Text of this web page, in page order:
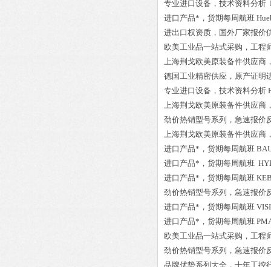
专业进口设备，技术资料分析
进口产品*，货期每周航班
进出口权资质，国外厂家报价
欧美工业品一站式采购，工程
上海荆戈欧美原装备件供应商
德国工业精密供应，原产证明
专业进口设备，技术资料分析
上海荆戈欧美原装备件供应商
劲价热销型号系列，急速报价
上海荆戈欧美原装备件供应商
进口产品*，货期每周航班
进口产品*，货期每周航班
进口产品*，货期每周航班
劲价热销型号系列，急速报价
进口产品*，货期每周航班
进口产品*，货期每周航班
欧美工业品一站式采购，工程
劲价热销型号系列，急速报价
品牌优势系列大全，十年工控